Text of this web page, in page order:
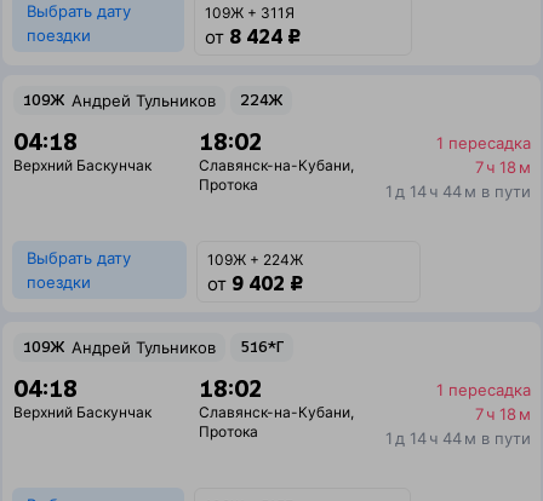
Выбрать дату
поездки
109Ж + 311Я
от 8 424 ₽
109Ж Андрей Тульников 224Ж
04:18
Верхний Баскунчак
18:02
Славянск-на-Кубани,
Протока
1 пересадка
7 ч 18 м
1 д 14 ч 44 м в пути
Выбрать дату
поездки
109Ж + 224Ж
от 9 402 ₽
109Ж Андрей Тульников 516*Г
04:18
Верхний Баскунчак
18:02
Славянск-на-Кубани,
Протока
1 пересадка
7 ч 18 м
1 д 14 ч 44 м в пути